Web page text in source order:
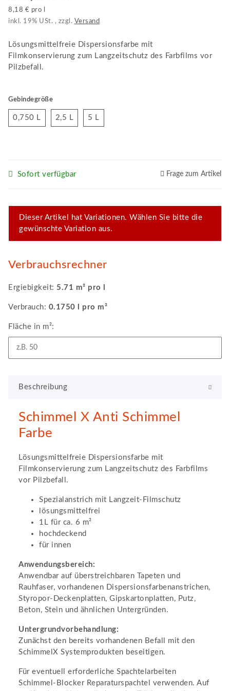
8,18 € pro l
inkl. 19% USt. , zzgl. Versand
Lösungsmittelfreie Dispersionsfarbe mit
Filmkonservierung zum Langzeitschutz des Farbfilms vor
Pilzbefall.
Gebindegröße
0,750 L 0,750 L
2,5 L 2,5 L5 L
Sofort verfügbar Frage zum Artikel
x
Dieser Artikel hat Variationen. Wählen Sie bitte die
gewünschte Variation aus.
Verbrauchsrechner
Ergiebigkeit: 5.71 m² pro l
Verbrauch: 0.1750 l pro m²
Fläche in m²:
Beschreibung
Schimmel X Anti Schimmel
Farbe
Lösungsmittelfreie Dispersionsfarbe mit
Filmkonservierung zum Langzeitschutz des Farbfilms
vor Pilzbefall.
Spezialanstrich mit Langzeit-Filmschutz
lösungsmittelfrei
1L für ca. 6 m²
hochdeckend
für innen
Anwendungsbereich:
Anwendbar auf überstreichbaren Tapeten und
Rauhfaser, vorhandenen Dispersionsfarbenanstrichen,
Styropor-Deckenplatten, Gipskartonplatten, Putz,
Beton, Stein und ähnlichen Untergründen.
Untergrundvorbehandlung:
Zunächst den bereits vorhandenen Befall mit den
SchimmelX Systemprodukten beseitigen.
Für eventuell erforderliche Spachtelarbeiten
Schimmel-Blocker Reparaturspachtel verwenden. Auf